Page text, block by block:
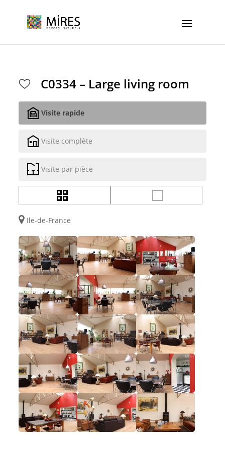
C0334 – Large living room
Visite rapide
Visite complète
Visite par pièce
Ile-de-France